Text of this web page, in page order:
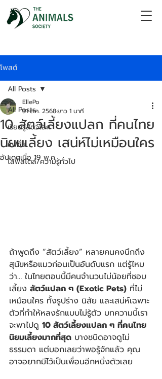
โพสต์
All Posts
เรียนรู้สัตว์โลก
แฟชั่น
ไลฟ์สไตล์/ความรู้ทั่วไป
All Posts
10 สัตว์เลี้ยงแปลก ที่คนไทย
นิยมเลี้ยง เสน่ห์ไม่เหมือนใคร
EllePo
31 ต.ค. 2568ยาว 1 นาที
อัปเดตเมื่อ19 พ.ค.
ถ้าพูดถึง “สัตว์เลี้ยง” หลายคนคงนึกถึง
สุนัขหรือแมวก่อนเป็นอันดับแรก แต่รู้ไหม
ว่า… ในไทยตอนนี้มีคนจำนวนไม่น้อยที่ชอบ
เลี้ยง สัตว์แปลก ๆ (Exotic Pets) ที่ไม่
เหมือนใคร ทั้งรูปร่าง นิสัย และเสน่ห์เฉพาะ
ตัวที่ทำให้หลงรักแบบไม่รู้ตัว บทความนี้เรา
จะพาไปดู 10 สัตว์เลี้ยงแปลก ๆ ที่คนไทย
นิยมเลี้ยงมากที่สุด บางชนิดอาจดูไม่
ธรรมดา แต่บอกเลยว่าพอรู้จักแล้ว คุณ
อาจอยากมีไว้เป็นเพื่อนอีกหนึ่งตัวเลย